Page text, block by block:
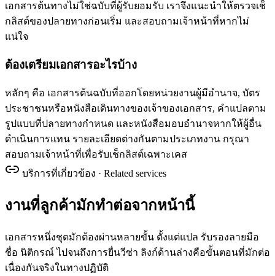
เอกสารต้นทางไม่ใช่ฉบับที่ผู้รับยอมรับ เราจึงแนะนำให้ตรวจเช็
กลิสต์ของปลายทางก่อนเริ่ม และสอบถามเจ้าหน้าที่หากไม่
แน่ใจ
ต้องเตรียมเอกสารอะไรบ้าง
หลักๆ คือ เอกสารต้นฉบับที่ออกโดยหน่วยงานผู้มีอำนาจ, บัตร
ประชาชนหรือหนังสือเดินทางของเจ้าของเอกสาร, คำแปลตาม
รูปแบบที่ปลายทางกำหนด และหนังสือมอบอำนาจหากให้ผู้อื่น
ดำเนินการแทน รายละเอียดต่างกันตามประเภทงาน กรุณา
สอบถามเจ้าหน้าที่เพื่อรับเช็กลิสต์เฉพาะเคส
บริการที่เกี่ยวข้อง · Related services
งานที่ลูกค้ามักทำต่อจากหน้านี้
เอกสารหนึ่งชุดมักต้องผ่านหลายขั้น ตั้งแต่แปล รับรองลายมือ
ชื่อ นิติกรณ์ ไปจนถึงการยื่นวีซ่า ลิงก์ด้านล่างคือขั้นตอนที่มักต่อ
เนื่องกันจริงในทางปฏิบัติ